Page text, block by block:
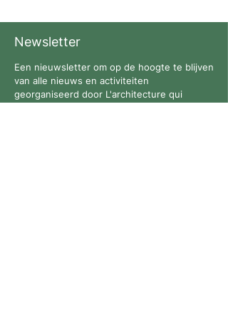
Newsletter
Een nieuwsletter om op de hoogte te blijven
van alle nieuws en activiteiten
georganiseerd door L'architecture qui